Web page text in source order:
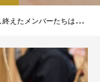
ーたちは今こんなことをしています。